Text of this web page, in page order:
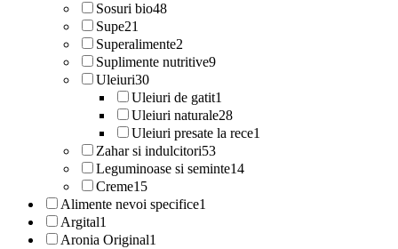
Sosuri bio48
Supe21
Superalimente2
Suplimente nutritive9
Uleiuri30
Uleiuri de gatit1
Uleiuri naturale28
Uleiuri presate la rece1
Zahar si indulcitori53
Leguminoase si seminte14
Creme15
Alimente nevoi specifice1
Argital1
Aronia Original1